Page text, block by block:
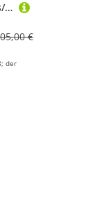
Gola Grandslam Trident weiss/grün/pink Damen Sneaker
€
der